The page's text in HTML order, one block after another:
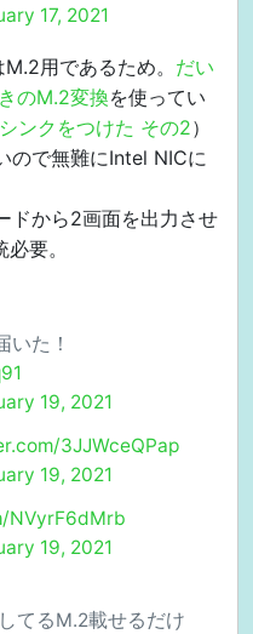
17, 2021
用であるため。 だい
のM.2変換を使ってい
ンクをつけた その2）
ので無難にIntel NICに
ドから2画面を出力させ
要。
いた！
19, 2021
3JJWceQPap
19, 2021
NVyrF6dMrb
19, 2021
てるM.2載せるだけ